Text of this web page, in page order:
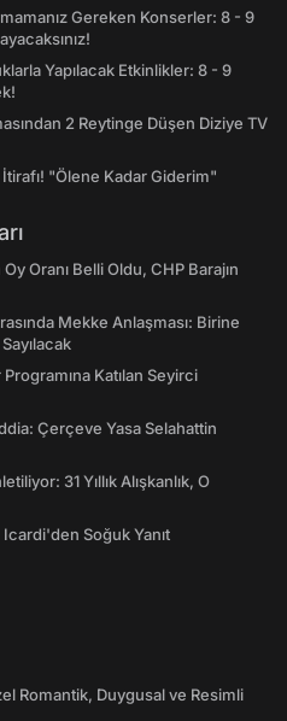
Gereken Konserler: 8 - 9
Yapılacak Etkinlikler: 8 - 9
2 Reytinge Düşen Diziye TV
"Ölene Kadar Giderim"
Oranı Belli Oldu, CHP Barajın
Mekke Anlaşması: Birine
Katılan Seyirci
Çerçeve Yasa Selahattin
31 Yıllık Alışkanlık, O
Soğuk Yanıt
Romantik, Duygusal ve Resimli